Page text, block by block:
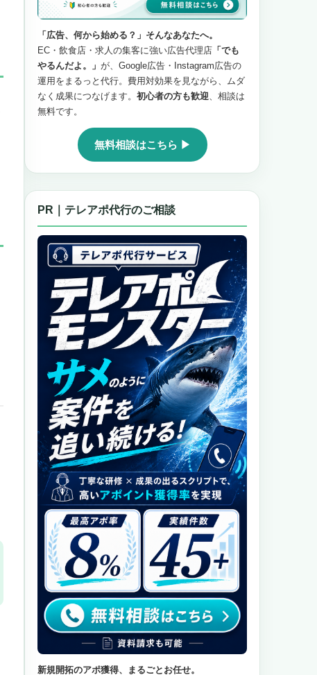
「広告、何から始める？」そんなあなたへ。
EC・飲食店・求人の集客に強い広告代理店 「でも
やるんだよ。」 が、Google広告・Instagram広告の
運用をまるっと代行。費用対効果を見ながら、ムダ
なく成果につなげます。 初心者の方も歓迎 、相談は
無料です。
無料相談はこちら ▶
PR｜テレアポ代行のご相談
新規開拓のアポ獲得、まるごとお任せ。